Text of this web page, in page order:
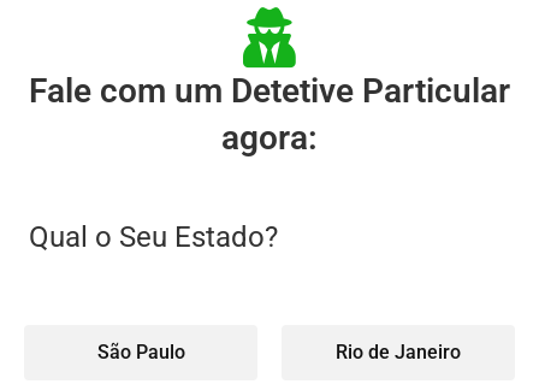
Fale com um Detetive Particular
agora:
Qual o Seu Estado?
São Paulo Rio de Janeiro